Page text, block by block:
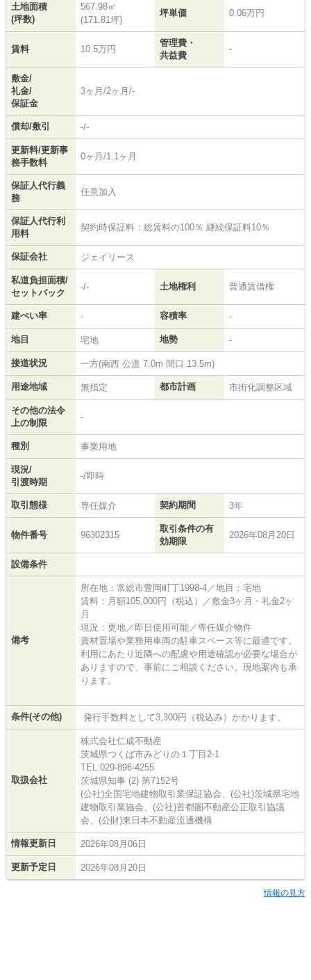
土地面積
(坪数)
567.98㎡
(171.81坪)
坪単価 0.06万円
賃料 10.5万円
管理費・
共益費
-
敷金/
礼金/
保証金
3ヶ月/2ヶ月/-
償却/敷引 -/-
更新料/更新事
務手数料
0ヶ月/1.1ヶ月
保証人代行義
務
任意加入
保証人代行利
用料
契約時保証料：総賃料の100％ 継続保証料10％
保証会社 ジェイリース
私道負担面積/
セットバック
-/- 土地権利 普通賃借権
建ぺい率 - 容積率 -
地目 宅地 地勢 -
接道状況 一方(南西 公道 7.0m 間口 13.5m)
用途地域 無指定 都市計画 市街化調整区域
その他の法令
上の制限
-
種別 事業用地
現況/
引渡時期
-/即時
取引態様 専任媒介 契約期間 3年
物件番号 96302315
取引条件の有
効期限
2026年08月20日
設備条件
備考
所在地：常総市豊岡町丁1998-4／地目：宅地
賃料：月額105,000円（税込）／敷金3ヶ月・礼金2ヶ
月
現況：更地／即日使用可能／専任媒介物件
資材置場や業務用車両の駐車スペース等に最適です。
利用にあたり近隣への配慮や用途確認が必要な場合が
ありますので、事前にご相談ください。現地案内も承
ります。
条件(その他) 発行手数料として3,300円（税込み）かかります。
取扱会社
株式会社仁成不動産
茨城県つくば市みどりの１丁目2-1
TEL:029-896-4255
茨城県知事 (2) 第7152号
(公社)全国宅地建物取引業保証協会、(公社)茨城県宅地
建物取引業協会、(公社)首都圏不動産公正取引協議
会、(公財)東日本不動産流通機構
情報更新日 2026年08月06日
更新予定日 2026年08月20日
情報の見方